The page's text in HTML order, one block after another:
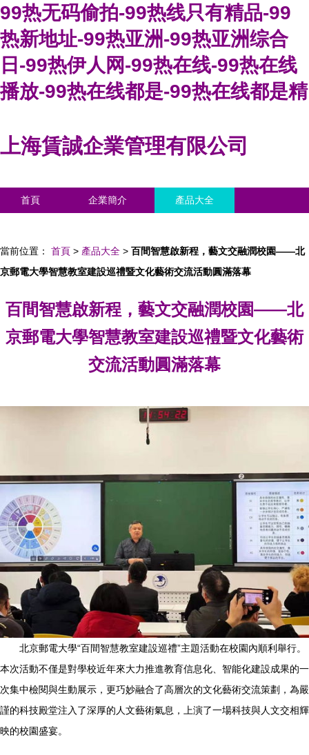
99热无码偷拍-99热线只有精品-99
热新地址-99热亚洲-99热亚洲综合
日-99热伊人网-99热在线-99热在线
播放-99热在线都是-99热在线都是精
上海賃誠企業管理有限公司
首頁 企業簡介 產品大全
當前位置： 首頁 > 產品大全 > 百間智慧啟新程，藝文交融潤校園——北
京郵電大學智慧教室建設巡禮暨文化藝術交流活動圓滿落幕
百間智慧啟新程，藝文交融潤校園——北
京郵電大學智慧教室建設巡禮暨文化藝術
交流活動圓滿落幕
北京郵電大學“百間智慧教室建設巡禮”主題活動在校園內順利舉行。
本次活動不僅是對學校近年來大力推進教育信息化、智能化建設成果的一
次集中檢閱與生動展示，更巧妙融合了高層次的文化藝術交流策劃，為嚴
謹的科技殿堂注入了深厚的人文藝術氣息，上演了一場科技與人文交相輝
映的校園盛宴。